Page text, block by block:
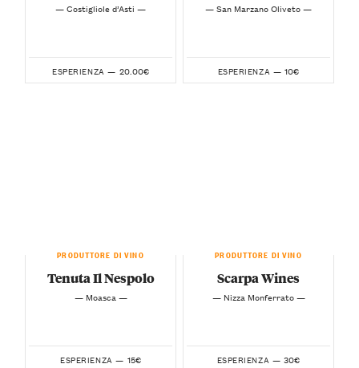
— Costigliole d’Asti —
ESPERIENZA — 20.00€
— San Marzano Oliveto —
ESPERIENZA — 10€
PRODUTTORE DI VINO
Tenuta Il Nespolo
— Moasca —
ESPERIENZA — 15€
PRODUTTORE DI VINO
Scarpa Wines
— Nizza Monferrato —
ESPERIENZA — 30€